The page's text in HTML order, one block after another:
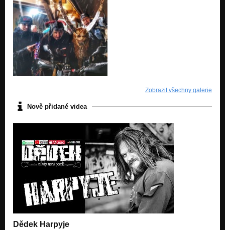
Zobrazit všechny galerie
Nově přidané videa
Dědek Harpyje